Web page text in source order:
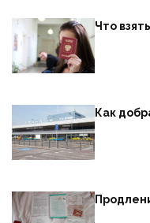
Что
Как